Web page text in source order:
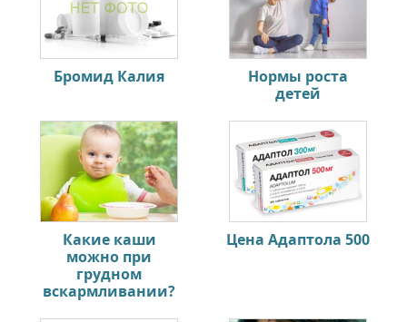
Бромид Калия
Нормы роста
детей
Какие каши
можно при
грудном
вскармливании?
Цена Адаптола 500